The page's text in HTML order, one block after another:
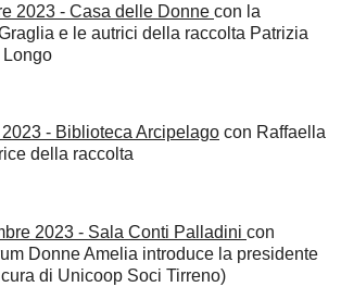
2023 - Casa delle Donne con la
e le autrici della raccolta Patrizia
Longo
- Biblioteca Arcipelago con Raffaella
della raccolta
2023 - Sala Conti Palladini con
Donne Amelia introduce la presidente
di Unicoop Soci Tirreno)